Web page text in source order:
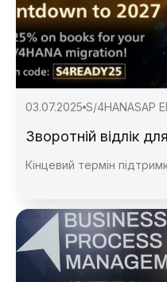
03.07.2025 S/4HANASAP
Зворотній відлік
Кінцевий термін